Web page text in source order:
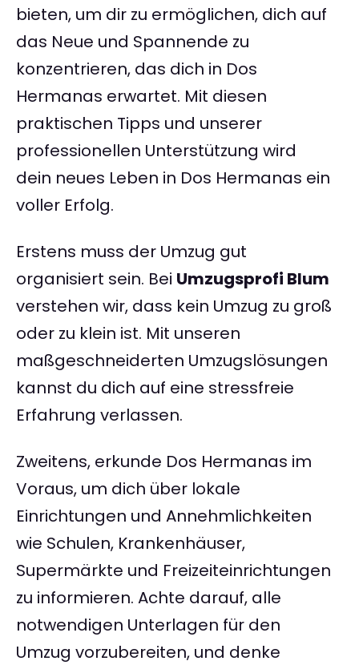
bieten, um dir zu ermöglichen, dich auf
das Neue und Spannende zu
konzentrieren, das dich in Dos
Hermanas erwartet. Mit diesen
praktischen Tipps und unserer
professionellen Unterstützung wird
dein neues Leben in Dos Hermanas ein
voller Erfolg.
Erstens muss der Umzug gut
organisiert sein. Bei Umzugsprofi Blum
verstehen wir, dass kein Umzug zu groß
oder zu klein ist. Mit unseren
maßgeschneiderten Umzugslösungen
kannst du dich auf eine stressfreie
Erfahrung verlassen.
Zweitens, erkunde Dos Hermanas im
Voraus, um dich über lokale
Einrichtungen und Annehmlichkeiten
wie Schulen, Krankenhäuser,
Supermärkte und Freizeiteinrichtungen
zu informieren. Achte darauf, alle
notwendigen Unterlagen für den
Umzug vorzubereiten, und denke